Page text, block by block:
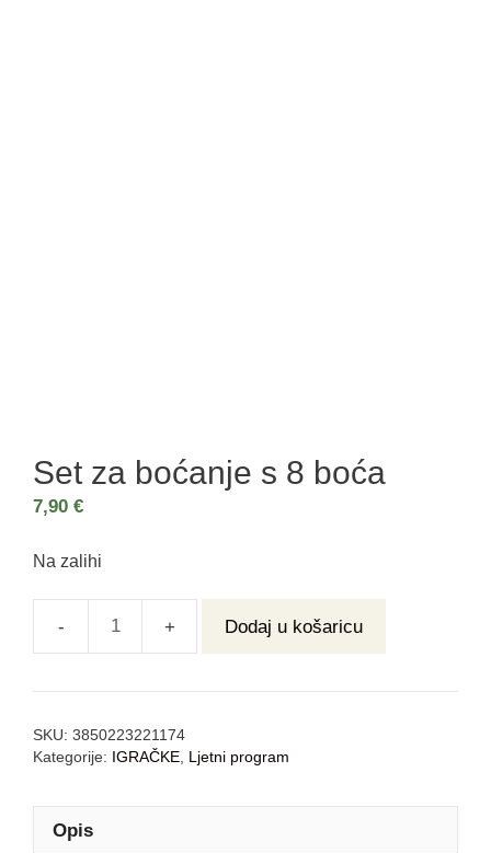
Set za boćanje s 8 boća
7,90 €
Na zalihi
Dodaj u košaricu
SKU: 3850223221174
Kategorije: IGRAČKE, Ljetni program
Opis